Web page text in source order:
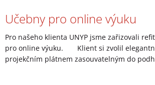
Učebny pro online výuku
Pro našeho klienta UNYP jsme zařizovali
pro online výuku. Klient si zvolil
projekčním plátnem zasouvatelným do